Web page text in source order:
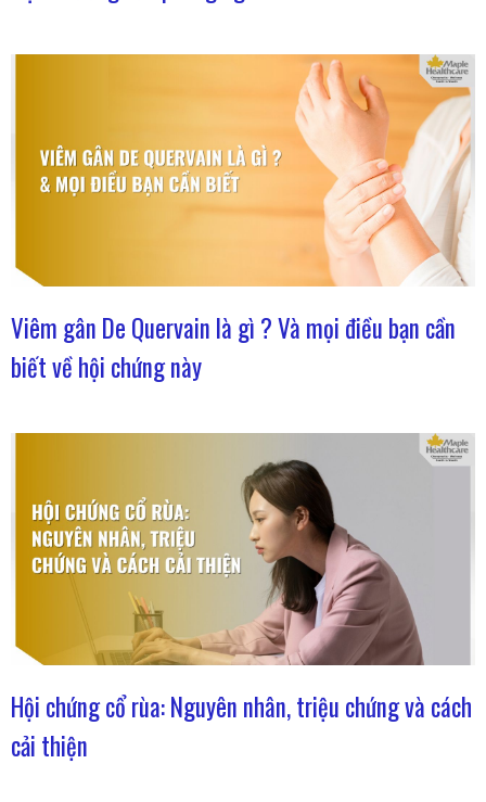
Viêm gân De Quervain là gì ? Và mọi điều bạn cần
biết về hội chứng này
Hội chứng cổ rùa: Nguyên nhân, triệu chứng và cách
cải thiện